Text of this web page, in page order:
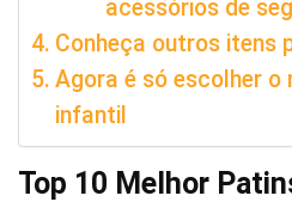
acessórios de
Conheça outros itens
Agora é só escolher o
infantil
Top 10 Melhor